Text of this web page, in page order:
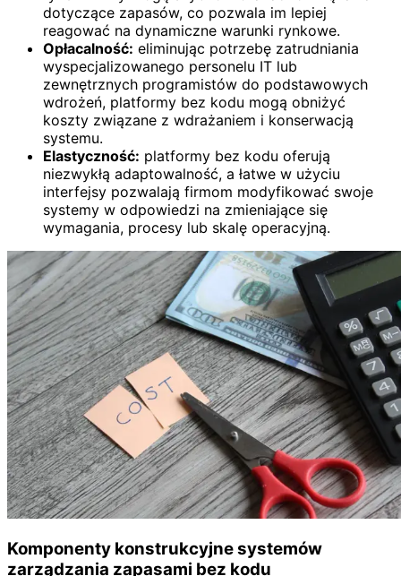
dotyczące zapasów, co pozwala im lepiej
reagować na dynamiczne warunki rynkowe.
Opłacalność: eliminując potrzebę zatrudniania
wyspecjalizowanego personelu IT lub
zewnętrznych programistów do podstawowych
wdrożeń, platformy bez kodu mogą obniżyć
koszty związane z wdrażaniem i konserwacją
systemu.
Elastyczność: platformy bez kodu oferują
niezwykłą adaptowalność, a łatwe w użyciu
interfejsy pozwalają firmom modyfikować swoje
systemy w odpowiedzi na zmieniające się
wymagania, procesy lub skalę operacyjną.
Komponenty konstrukcyjne systemów
zarządzania zapasami bez kodu